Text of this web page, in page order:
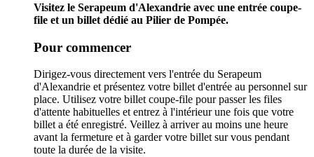
Visitez le Serapeum d'Alexandrie avec une entrée coupe-
file et un billet dédié au Pilier de Pompée.
Pour commencer
Dirigez-vous directement vers l'entrée du Serapeum
d'Alexandrie et présentez votre billet d'entrée au personnel sur
place. Utilisez votre billet coupe-file pour passer les files
d'attente habituelles et entrez à l'intérieur une fois que votre
billet a été enregistré. Veillez à arriver au moins une heure
avant la fermeture et à garder votre billet sur vous pendant
toute la durée de la visite.